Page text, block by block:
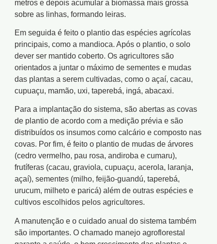
metros e depois acumular a biomassa mais grossa
sobre as linhas, formando leiras.
Em seguida é feito o plantio das espécies agrícolas
principais, como a mandioca. Após o plantio, o solo
dever ser mantido coberto. Os agricultores são
orientados a juntar o máximo de sementes e mudas
das plantas a serem cultivadas, como o açaí, cacau,
cupuaçu, mamão, uxi, taperebá, ingá, abacaxi.
Para a implantação do sistema, são abertas as covas
de plantio de acordo com a medição prévia e são
distribuídos os insumos como calcário e composto nas
covas. Por fim, é feito o plantio de mudas de árvores
(cedro vermelho, pau rosa, andiroba e cumaru),
frutíferas (cacau, graviola, cupuaçu, acerola, laranja,
açaí), sementes (milho, feijão-guandú, taperebá,
urucum, milheto e paricá) além de outras espécies e
cultivos escolhidos pelos agricultores.
A manutenção e o cuidado anual do sistema também
são importantes. O chamado manejo agroflorestal